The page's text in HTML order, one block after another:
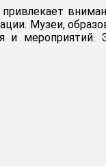
Музеи,
и